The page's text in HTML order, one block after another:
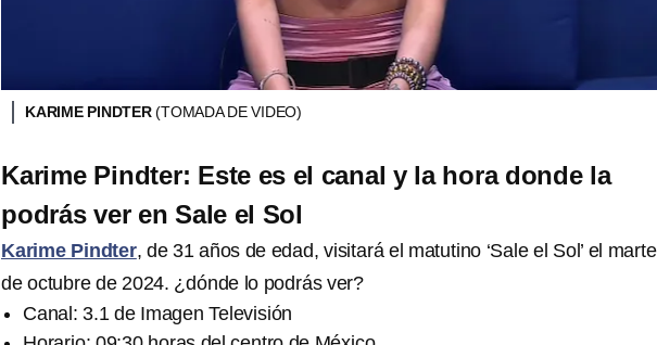
KARIME PINDTER(TOMADA DE VIDEO)
Karime Pindter: Este es el canal y la hora donde la
podrás ver en Sale el Sol
Karime Pindter, de 31 años de edad, visitará el matutino ‘Sale el Sol’ el
de octubre de 2024. ¿dónde lo podrás ver?
Canal: 3.1 de Imagen Televisión